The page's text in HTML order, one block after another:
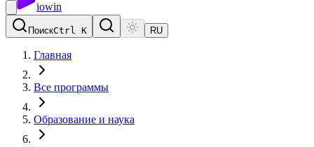
iowin
ПоискCtrl K RU
Главная
Все программы
Образование и наука